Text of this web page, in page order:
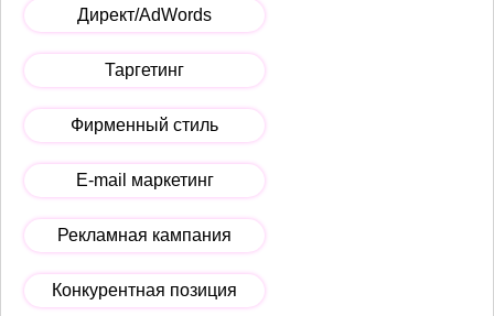
Директ/AdWords
Таргетинг
Фирменный стиль
E-mail маркетинг
Рекламная кампания
Конкурентная позиция